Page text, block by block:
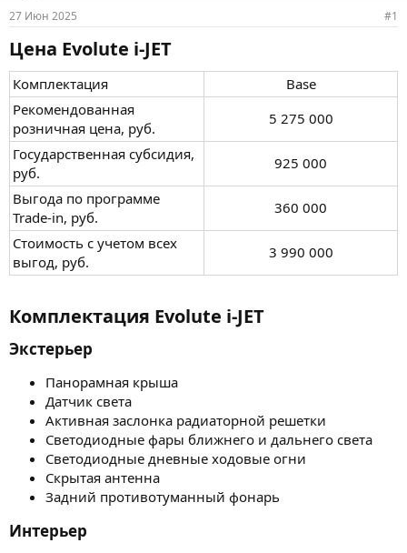
а
27 Июн 2025 #1
Цена Evolute i-JET​
Комплектация
Base​
Рекомендованная
розничная цена, руб.
5 275 000​
Государственная субсидия,
руб.
925 000​
Выгода по программе
Trade-in, руб.
360 000​
Стоимость с учетом всех
выгод, руб.
3 990 000​
Комплектация Evolute i-JET​
Экстерьер​
Панорамная крыша
Датчик света
Активная заслонка радиаторной решетки
Светодиодные фары ближнего и дальнего света
Светодиодные дневные ходовые огни
Скрытая антенна
Задний противотуманный фонарь
Интерьер​